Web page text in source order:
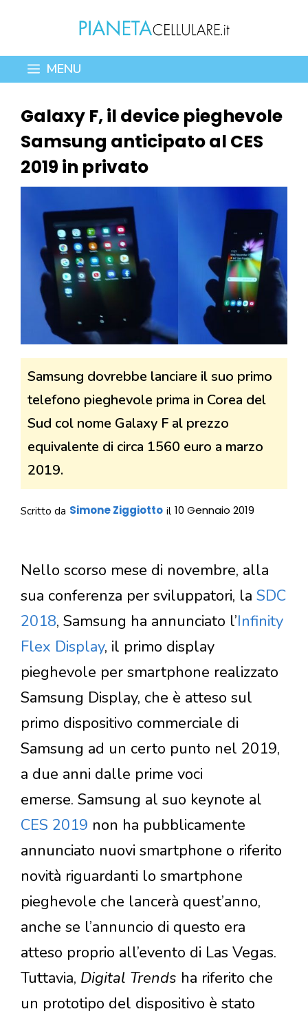
contenuto
MENU
Galaxy F, il device pieghevole
Samsung anticipato al CES
2019 in privato
Samsung dovrebbe lanciare il suo primo
telefono pieghevole prima in Corea del
Sud col nome Galaxy F al prezzo
equivalente di circa 1560 euro a marzo
2019.
Scritto da Simone Ziggiotto il 10 Gennaio 2019
Nello scorso mese di novembre, alla
sua conferenza per sviluppatori, la SDC
2018, Samsung ha annunciato l’Infinity
Flex Display, il primo display
pieghevole per smartphone realizzato
Samsung Display, che è atteso sul
primo dispositivo commerciale di
Samsung ad un certo punto nel 2019,
a due anni dalle prime voci
emerse. Samsung al suo keynote al
CES 2019 non ha pubblicamente
annunciato nuovi smartphone o riferito
novità riguardanti lo smartphone
pieghevole che lancerà quest’anno,
anche se l’annuncio di questo era
atteso proprio all’evento di Las Vegas.
Tuttavia, Digital Trends ha riferito che
un prototipo del dispositivo è stato